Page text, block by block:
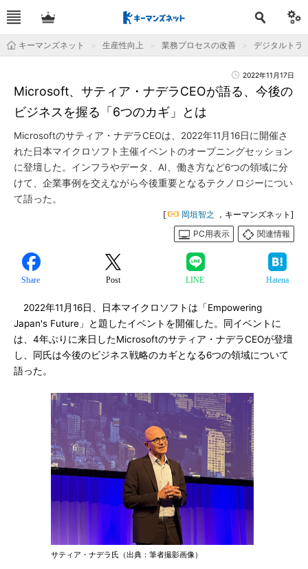
キーマンズネット 生産性向上 業務プロセスの改善 デジタルトラ
2022年11月17日
Microsoft、サティア・ナデラCEOが語る、今後の
ビジネスを握る「6つのカギ」とは
Microsoftのサティア・ナデラCEOは、2022年11月16日に開催さ
れた日本マイクロソフト主催イベントのオープニングセッション
に登壇した。インフラやデータ、AI、働き方など6つの領域に分
けて、企業事例を交えながら今後重要となるテクノロジーについ
て語った。
[ 岡垣智之
，キーマンズネット]
PC用表示
関連情報
Share Post LINE Hatena
2022年11月16日、日本マイクロソフトは「Empowering
Japan's Future」と題したイベントを開催した。同イベントに
は、4年ぶりに来日したMicrosoftのサティア・ナデラCEOが登壇
し、同氏は今後のビジネス戦略のカギとなる6つの領域について
語った。
サティア・ナデラ氏（出典：筆者撮影画像）